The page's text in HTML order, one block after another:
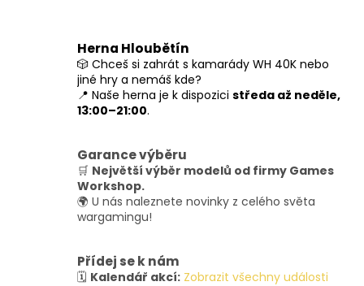
Herna Hloubětín
🎲 Chceš si zahrát s kamarády WH 40K nebo
jiné hry a nemáš kde?
📍 Naše herna je k dispozici středa až neděle,
13:00–21:00.
Garance výběru
🛒 Největší výběr modelů od firmy Games
Workshop.
🌍 U nás naleznete novinky z celého světa
wargamingu!
Přídej se k nám
🗓️ Kalendář akcí: Zobrazit všechny události